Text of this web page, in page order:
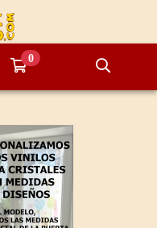
Ir a mi compra
0